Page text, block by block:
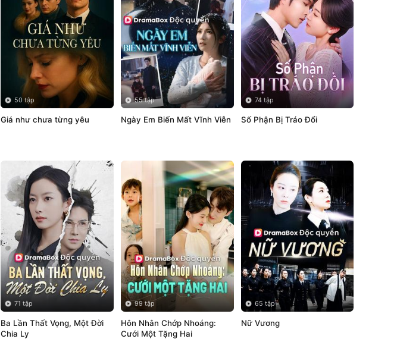
50 tập
Giá như chưa từng yêu
55 tập
Ngày Em Biến Mất Vĩnh Viễn
74 tập
Số Phận Bị Tráo Đổi
71 tập
Ba Lần Thất Vọng, Một Đời
Chia Ly
99 tập
Hôn Nhân Chớp Nhoáng:
Cưới Một Tặng Hai
65 tập
Nữ Vương